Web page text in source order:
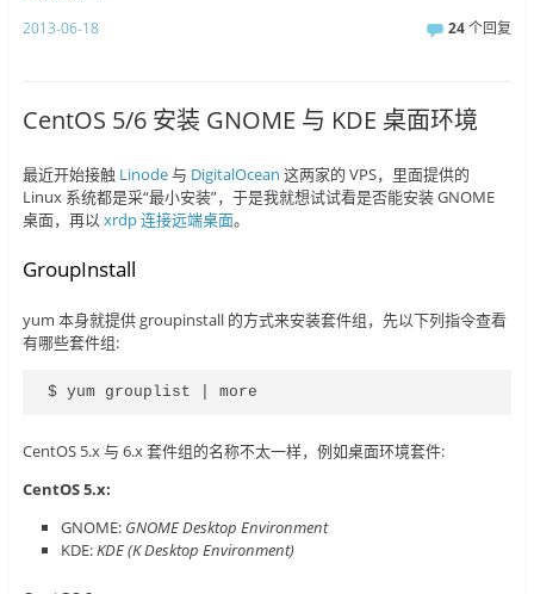
2013-06-18 24个回复
CentOS 5/6 安装 GNOME 与 KDE 桌面环境
最近开始接触 Linode与 DigitalOcean 这两家的 VPS，里面提供的
Linux 系统都是采“最小安装”，于是我就想试试看是否能安装 GNOME
桌面，再以 xrdp 连接远端桌面。
GroupInstall
yum 本身就提供 groupinstall 的方式来安装套件组，先以下列指令查看
有哪些套件组:
$ yum grouplist | more
CentOS 5.x 与 6.x 套件组的名称不太一样，例如桌面环境套件:
CentOS 5.x:
GNOME: GNOME Desktop Environment
KDE:KDE (K Desktop Environment)